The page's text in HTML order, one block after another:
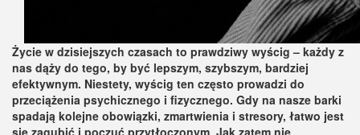
Życie w dzisiejszych czasach to prawdziwy wyścig – każdy z
nas dąży do tego, by być lepszym, szybszym, bardziej
efektywnym. Niestety, wyścig ten często prowadzi do
przeciążenia psychicznego i fizycznego. Gdy na nasze barki
spadają kolejne obowiązki, zmartwienia i stresory, łatwo jest
się zagubić i poczuć przytłoczonym. Jak zatem nie